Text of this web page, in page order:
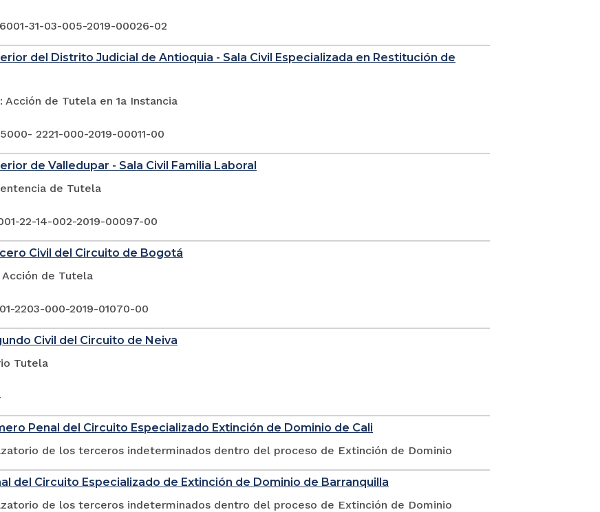
31-03-005-2019-00026-02
del Distrito Judicial de Antioquia - Sala Civil Especializada en Restitución de
Acción de Tutela en 1a Instancia
2221-000-2019-00011-00
de Valledupar - Sala Civil Familia Laboral
de Tutela
22-14-002-2019-00097-00
Civil del Circuito de Bogotá
de Tutela
2203-000-2019-01070-00
Civil del Circuito de Neiva
Tutela
Penal del Circuito Especializado Extinción de Dominio de Cali
de los terceros indeterminados dentro del proceso de Extinción de Dominio
del Circuito Especializado de Extinción de Dominio de Barranquilla
de los terceros indeterminados dentro del proceso de Extinción de Dominio